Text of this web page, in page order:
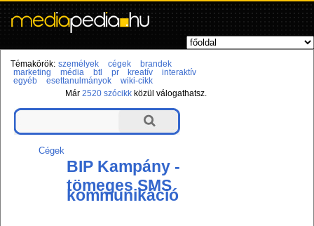
Témakörök: személyek cégek
brandek
marketing
média btl pr kreatív
interaktív
egyéb
esettanulmányok
wiki-cikk
Már2520 szócikk közül válogathatsz.
Cégek
BIP Kampány -
tömeges SMS
kommunikáció